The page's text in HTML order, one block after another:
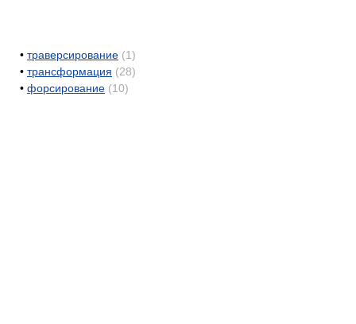
• траверсирование (1)
• трансформация (28)
• форсирование (10)